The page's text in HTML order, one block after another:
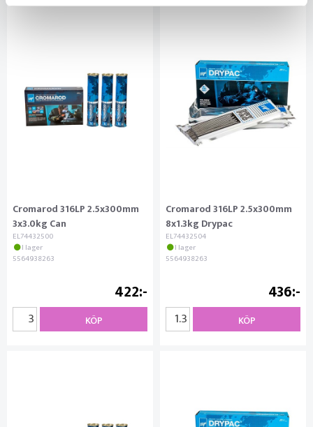
Cromarod 316LP 2.5x300mm
3x3.0kg Can
EL74432500
I lager
5564938263
422
KÖP
Cromarod 316LP 2.5x300mm
8x1.3kg Drypac
EL74432504
I lager
5564938263
436
KÖP